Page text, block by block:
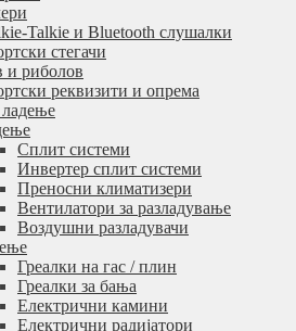
Talkie и Bluetooth слушалки
стегачи
и риболов
реквизити и опрема
Сплит системи
Инвертер сплит системи
Преносни климатизери
Вентилатори за разладување
Воздушни разладувачи
Греалки на гас / плин
Греалки за бања
Електрични камини
Електрични радијатори